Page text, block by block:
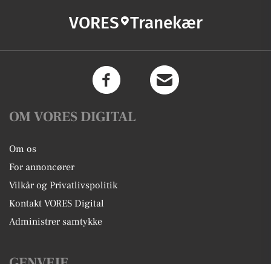
VORES Tranekær
OM VORES DIGITAL
Om os
For annoncører
Vilkår og Privatlivspolitik
Kontakt VORES Digital
Administrer samtykke